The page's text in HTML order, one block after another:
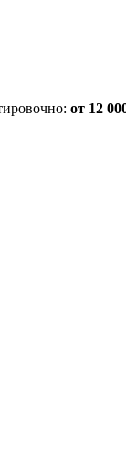
от 12